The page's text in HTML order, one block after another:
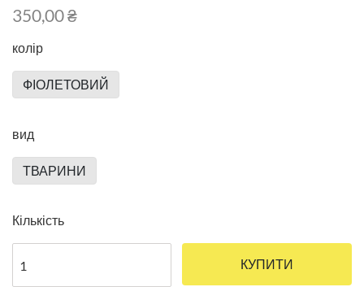
350,00 ₴
колір
ФІОЛЕТОВИЙ
вид
ТВАРИНИ
Кількість
КУПИТИ